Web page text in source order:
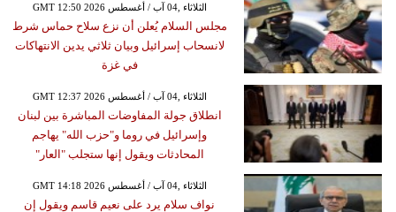
GMT 12:50 2026 الثلاثاء ,04 آب / أغسطس
مجلس السلام يُعلن أن نزع سلاح حماس شرط
لانسحاب إسرائيل وبيان ثلاثي يدين الانتهاكات
في غزة
GMT 12:37 2026 الثلاثاء ,04 آب / أغسطس
انطلاق جولة المفاوضات المباشرة بين لبنان
وإسرائيل في روما و"حزب الله" يهاجم
المحادثات ويقول إنها ستجلب "العار"
GMT 14:18 2026 الثلاثاء ,04 آب / أغسطس
نواف سلام يرد على نعيم قاسم ويقول إن